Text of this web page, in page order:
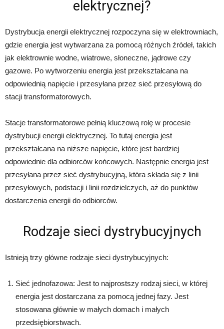
elektrycznej?
Dystrybucja energii elektrycznej rozpoczyna się w elektrowniach,
gdzie energia jest wytwarzana za pomocą różnych źródeł, takich
jak elektrownie wodne, wiatrowe, słoneczne, jądrowe czy
gazowe. Po wytworzeniu energia jest przekształcana na
odpowiednią napięcie i przesyłana przez sieć przesyłową do
stacji transformatorowych.
Stacje transformatorowe pełnią kluczową rolę w procesie
dystrybucji energii elektrycznej. To tutaj energia jest
przekształcana na niższe napięcie, które jest bardziej
odpowiednie dla odbiorców końcowych. Następnie energia jest
przesyłana przez sieć dystrybucyjną, która składa się z linii
przesyłowych, podstacji i linii rozdzielczych, aż do punktów
dostarczenia energii do odbiorców.
Rodzaje sieci dystrybucyjnych
Istnieją trzy główne rodzaje sieci dystrybucyjnych:
Sieć jednofazowa: Jest to najprostszy rodzaj sieci, w której
energia jest dostarczana za pomocą jednej fazy. Jest
stosowana głównie w małych domach i małych
przedsiębiorstwach.